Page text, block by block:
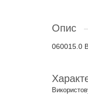
Опис
060015.0